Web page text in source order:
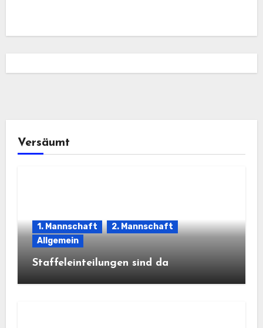
Versäumt
1. Mannschaft
2. Mannschaft
Allgemein
Staffeleinteilungen sind da